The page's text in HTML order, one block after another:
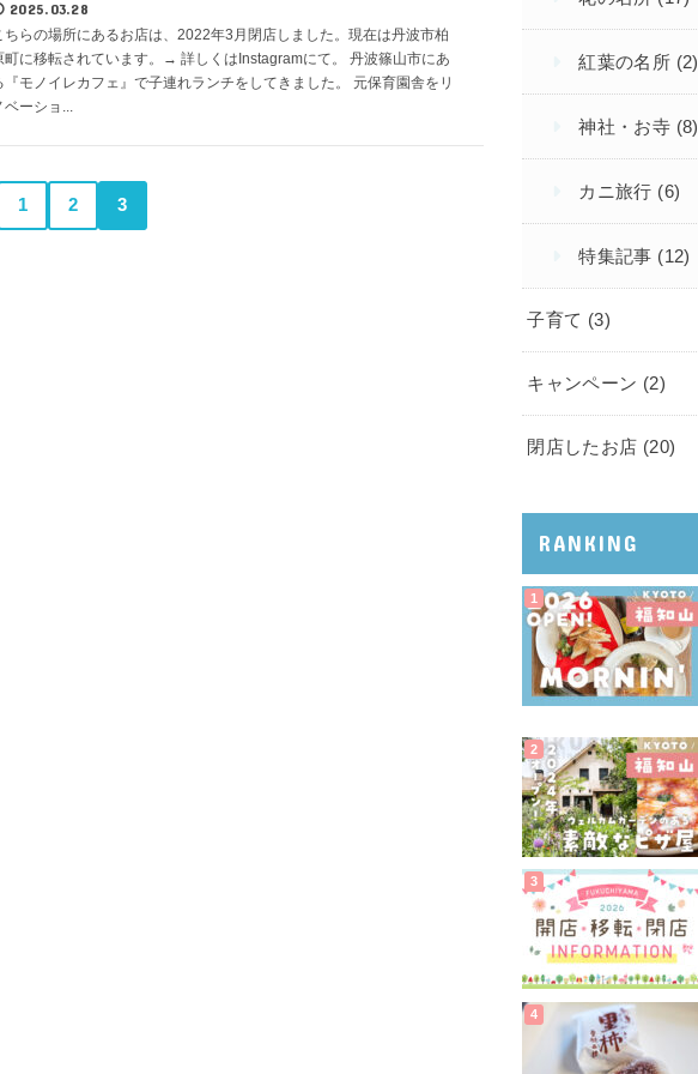
2025.03.28
ちらの場所にあるお店は、2022年3月閉店しました。現在は丹波市柏
町に移転されています。→ 詳しくはInstagramにて。 丹波篠山市にあ
『モノイレカフェ』で子連れランチをしてきました。 元保育園舎をリ
ベーショ...
1 2 3
紅葉の名所 (2)
神社・お寺 (8)
カニ旅行 (6)
特集記事 (12)
子育て (3)
キャンペーン (2)
閉店したお店 (20)
RANKING